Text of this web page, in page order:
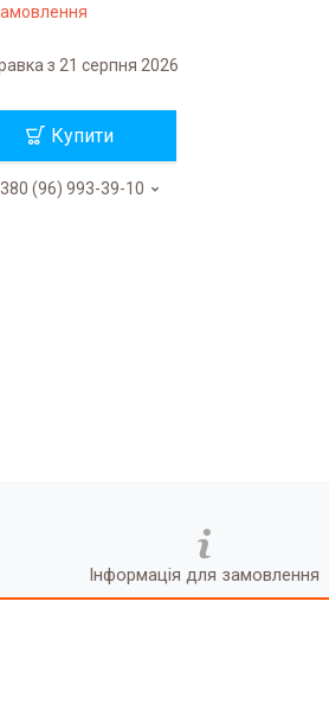
з 21 серпня 2026
Купити
(96) 993-39-10
Інформація для замовлення